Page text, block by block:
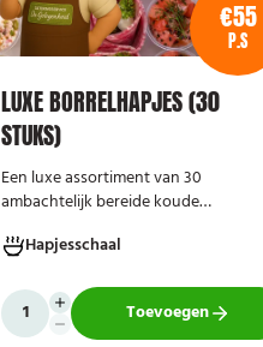
€55
P.S
LUXE BORRELHAPJES (30
STUKS)
Een luxe assortiment van 30
ambachtelijk bereide koude
gelegenheden en eenvoudig thuis of
Hapjesschaal
Toevoegen